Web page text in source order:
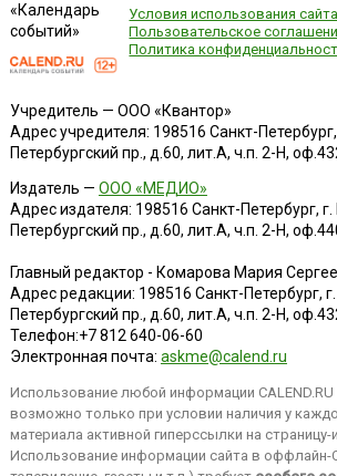
«Календарь
событий»
Условия использования сайта
Пользовательское
Политика
Учредитель — ООО «Квантор»
Адрес учредителя: 198516 Санкт-
Петербургский пр., д.60, лит.А, ч.п. 2-Н,
Издатель — ООО «МЕДИО»
Адрес издателя: 198516 Санкт-Петербург,
Петербургский пр., д.60, лит.А, ч.п. 2-Н,
Главный редактор - Комарова Мария
Адрес редакции: 198516 Санкт-Петербург,
Петербургский пр., д.60, лит.А, ч.п. 2-Н,
Телефон:+7 812 640-06-60
Электронная почта: askme@calend.ru
Использование любой информации CALEND.RU
возможно только при условии наличия у
материала активной гиперссылки на страницу-
Использование информации сайта в оффлайн-